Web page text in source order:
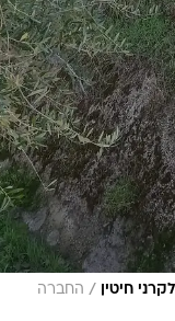
חיטין / החברה